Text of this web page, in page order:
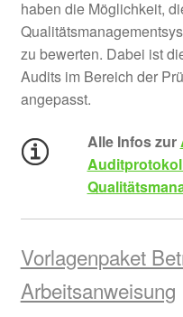
haben die Möglichkeit,
zu bewerten. Dabei ist
Audits im Bereich der
angepasst.
Alle Infos zur
Vorlagenpaket
Arbeitsanweisung